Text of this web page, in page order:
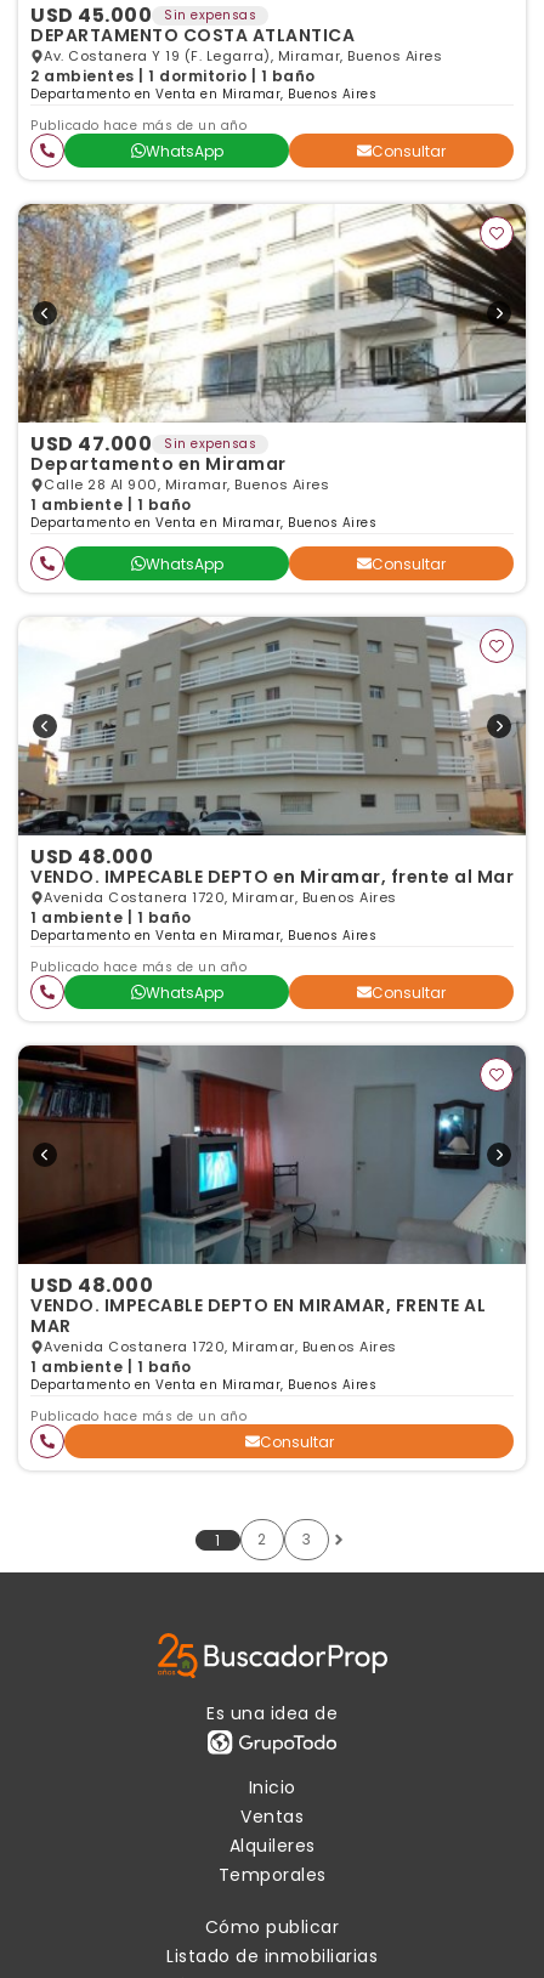
USD 45.000 Sin expensas
DEPARTAMENTO COSTA ATLANTICA
Av. Costanera Y 19 (F. Legarra), Miramar, Buenos Aires
2 ambientes | 1 dormitorio | 1 baño
Departamento en Venta en Miramar, Buenos Aires
Publicado hace más de un año
WhatsApp Consultar
USD 47.000 Sin expensas
Departamento en Miramar
Calle 28 Al 900, Miramar, Buenos Aires
1 ambiente | 1 baño
Departamento en Venta en Miramar, Buenos Aires
WhatsApp Consultar
USD 48.000
VENDO. IMPECABLE DEPTO en Miramar, frente al Mar
Avenida Costanera 1720, Miramar, Buenos Aires
1 ambiente | 1 baño
Departamento en Venta en Miramar, Buenos Aires
Publicado hace más de un año
WhatsApp Consultar
USD 48.000
VENDO. IMPECABLE DEPTO EN MIRAMAR, FRENTE AL
MAR
Avenida Costanera 1720, Miramar, Buenos Aires
1 ambiente | 1 baño
Departamento en Venta en Miramar, Buenos Aires
Publicado hace más de un año
Consultar
1 2 3
Es una idea de
Inicio
Ventas
Alquileres
Temporales
Cómo publicar
Listado de inmobiliarias